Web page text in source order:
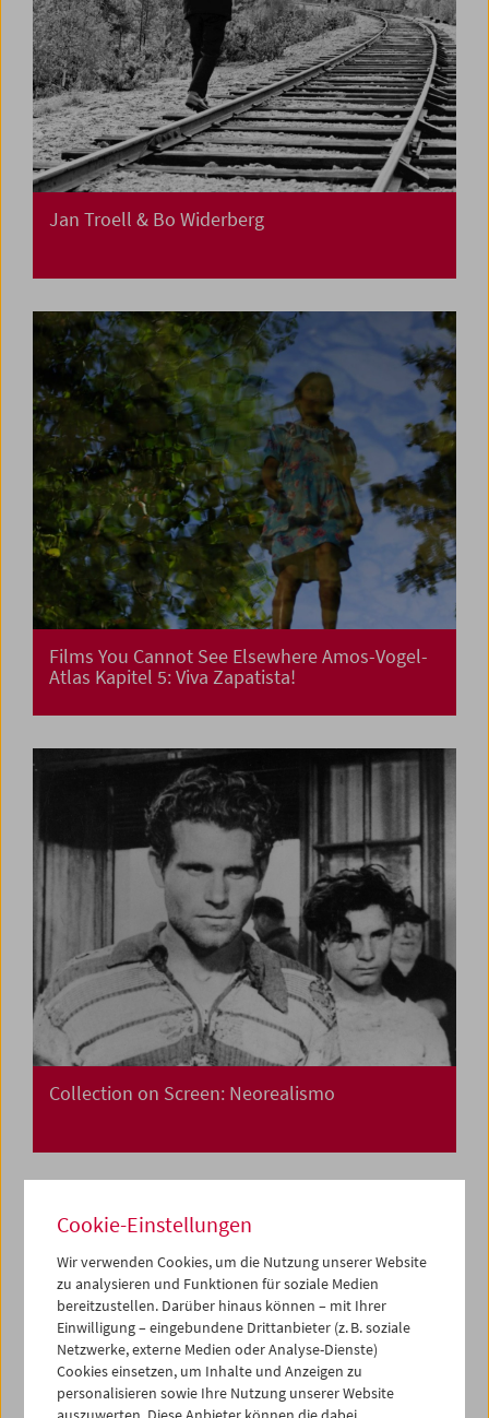
Jan Troell & Bo Widerberg
Films You Cannot See Elsewhere Amos-Vogel-
Atlas Kapitel 5: Viva Zapatista!
Collection on Screen: Neorealismo
Cookie-Einstellungen
Wir verwenden Cookies, um die Nutzung unserer Website
zu analysieren und Funktionen für soziale Medien
bereitzustellen. Darüber hinaus können – mit Ihrer
Einwilligung – eingebundene Drittanbieter (z. B. soziale
Netzwerke, externe Medien oder Analyse-Dienste)
Cookies einsetzen, um Inhalte und Anzeigen zu
personalisieren sowie Ihre Nutzung unserer Website